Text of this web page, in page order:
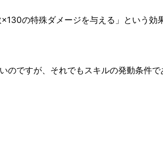
の特殊ダメージを与える」という効
ですが、それでもスキルの発動条件